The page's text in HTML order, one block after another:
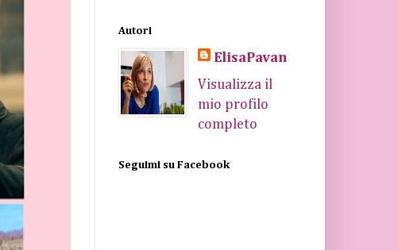
Autori
ElisaPavan
Visualizza il
mio profilo
completo
Seguimi su Facebook